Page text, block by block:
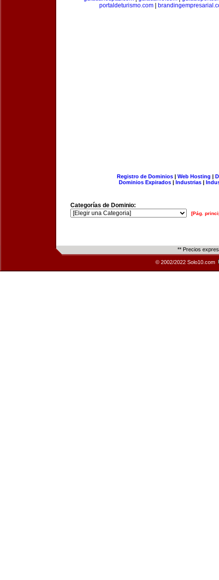
portaldeturismo.com
Registro de Dominios| Web Hosting |
Dominios Expirados | Industrias |
Categorías de Dominio:
[Pág.
** Precios
© 2002/2022 Solo10.com